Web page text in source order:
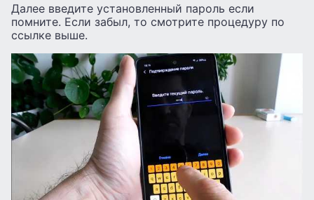
Далее введите установленный пароль если
помните. Если забыл, то смотрите процедуру по
ссылке выше.